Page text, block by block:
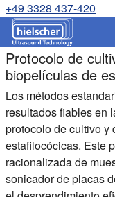
+49 3328 437-420
Protocolo de
biopelículas de
Los métodos
resultados fiables en
protocolo de cultivo
estafilocócicas. Este
racionalizada de
sonicador de placas